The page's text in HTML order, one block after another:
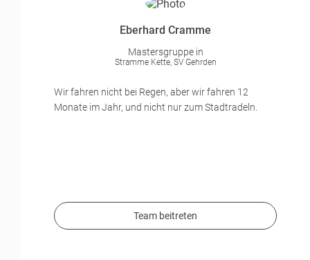
Eberhard Cramme
Mastersgruppe in
Stramme Kette, SV Gehrden
Wir fahren nicht bei Regen, aber wir fahren 12
Monate im Jahr, und nicht nur zum Stadtradeln.
Team beitreten